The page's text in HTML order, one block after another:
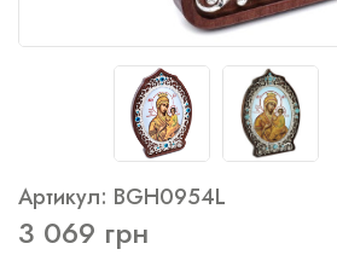
Артикул: BGH0954L
3 069 грн